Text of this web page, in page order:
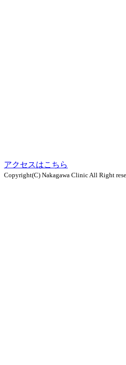
アクセスはこちら
Copyright(C) Nakagawa Clinic All Right